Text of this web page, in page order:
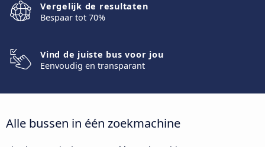
Vergelijk de resultaten
Bespaar tot 70%
Vind de juiste bus voor jou
Eenvoudig en transparant
Alle bussen in één zoekmachine